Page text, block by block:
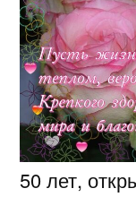
50 лет,